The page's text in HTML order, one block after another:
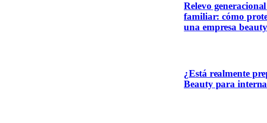
Relevo
familiar: cómo
una empresa beauty
¿Está realmente
Beauty para